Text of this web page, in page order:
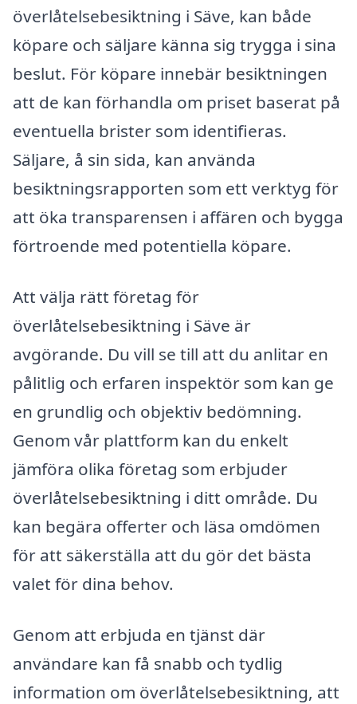
överlåtelsebesiktning i Säve, kan både
köpare och säljare känna sig trygga i sina
beslut. För köpare innebär besiktningen
att de kan förhandla om priset baserat på
eventuella brister som identifieras.
Säljare, å sin sida, kan använda
besiktningsrapporten som ett verktyg för
att öka transparensen i affären och bygga
förtroende med potentiella köpare.
Att välja rätt företag för
överlåtelsebesiktning i Säve är
avgörande. Du vill se till att du anlitar en
pålitlig och erfaren inspektör som kan ge
en grundlig och objektiv bedömning.
Genom vår plattform kan du enkelt
jämföra olika företag som erbjuder
överlåtelsebesiktning i ditt område. Du
kan begära offerter och läsa omdömen
för att säkerställa att du gör det bästa
valet för dina behov.
Genom att erbjuda en tjänst där
användare kan få snabb och tydlig
information om överlåtelsebesiktning, att